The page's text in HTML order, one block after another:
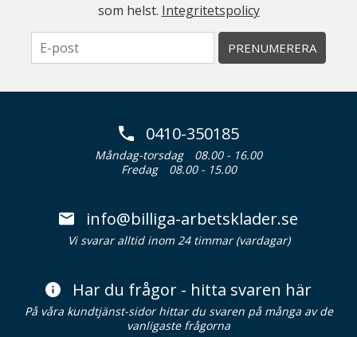
som helst. Integritetspolicy
PRENUMERERA
0410-350185
Måndag-torsdag
08.00 - 16.00
Fredag
08.00 - 15.00
info@billiga-arbetsklader.se
Vi svarar alltid inom 24 timmar (vardagar)
Har du frågor - hitta svaren här
På våra kundtjänst-sidor hittar du svaren på många av de
vanligaste frågorna